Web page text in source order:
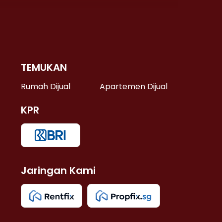
TEMUKAN
Rumah Dijual Apartemen Dijual
KPR
Jaringan Kami